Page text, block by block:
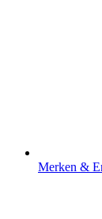
Merken &